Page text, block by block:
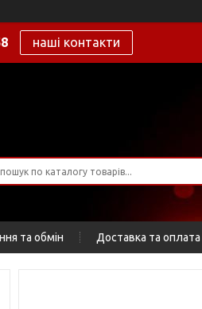
наші контакти
та обмін Доставка та оплата